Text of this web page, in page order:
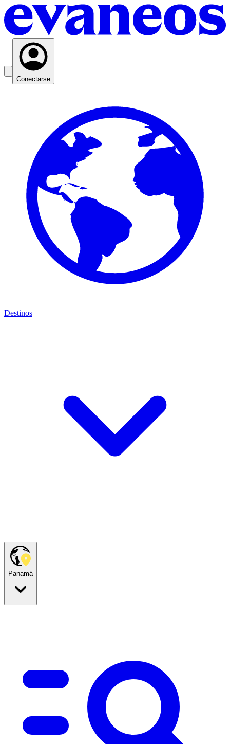
Conectarse
Destinos
Panamá